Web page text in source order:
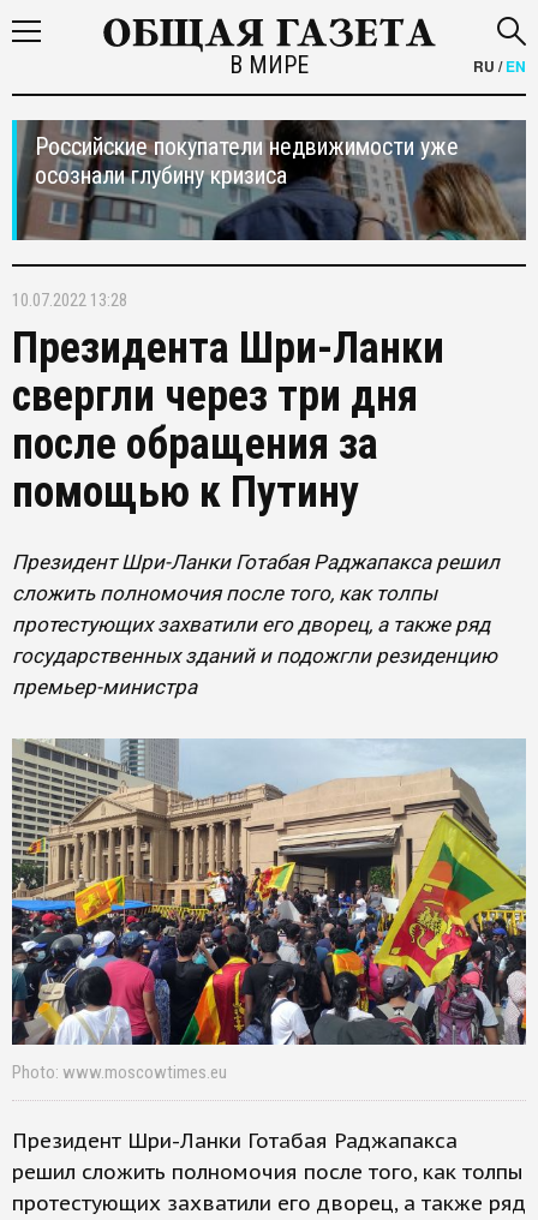
В МИРЕ RU /EN
Российские покупатели недвижимости уже
осознали глубину кризиса
10.07.2022 13:28
Президента Шри-Ланки
свергли через три дня
после обращения за
помощью к Путину
Президент Шри-Ланки Готабая Раджапакса решил
сложить полномочия после того, как толпы
протестующих захватили его дворец, а также ряд
государственных зданий и подожгли резиденцию
премьер-министра
Photo: www.moscowtimes.eu
Президент Шри-Ланки Готабая Раджапакса
решил сложить полномочия после того, как толпы
протестующих захватили его дворец, а также ряд